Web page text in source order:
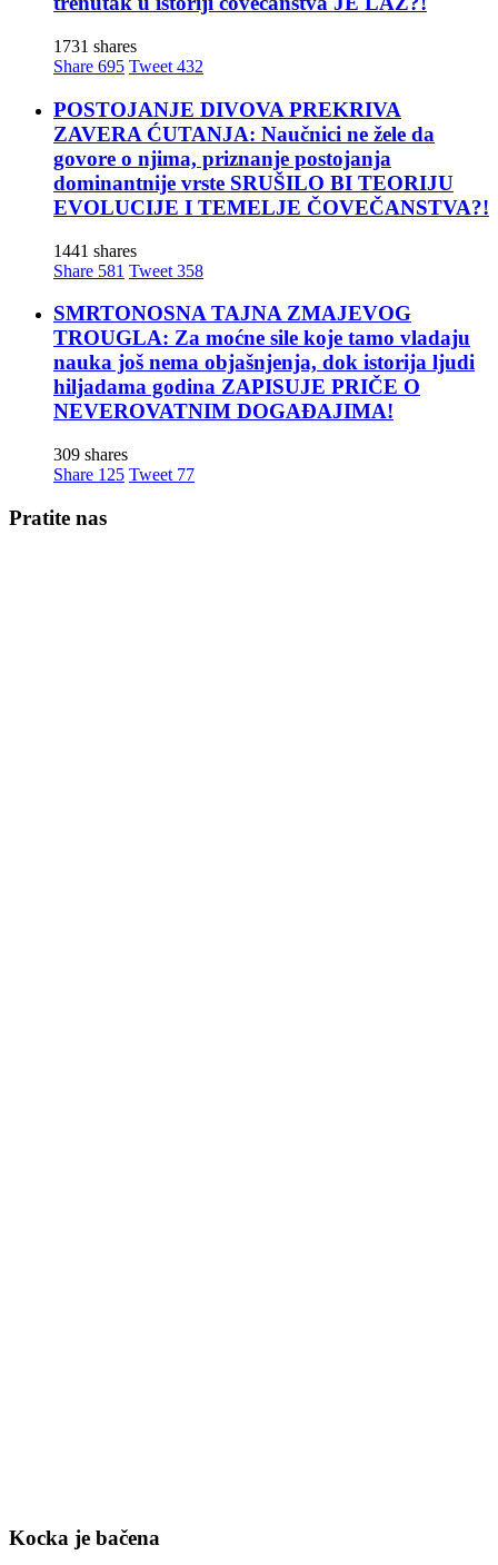
1731 shares
Share 695 Tweet 432
POSTOJANJE DIVOVA PREKRIVA
ZAVERA ĆUTANJA: Naučnici ne žele da
govore o njima, priznanje postojanja
dominantnije vrste SRUŠILO BI TEORIJU
EVOLUCIJE I TEMELJE ČOVEČANSTVA?!
1441 shares
Share 581 Tweet 358
SMRTONOSNA TAJNA ZMAJEVOG
TROUGLA: Za moćne sile koje tamo vladaju
nauka još nema objašnjenja, dok istorija ljudi
hiljadama godina ZAPISUJE PRIČE O
NEVEROVATNIM DOGAĐAJIMA!
309 shares
Share 125 Tweet 77
Pratite nas
Kocka je bačena